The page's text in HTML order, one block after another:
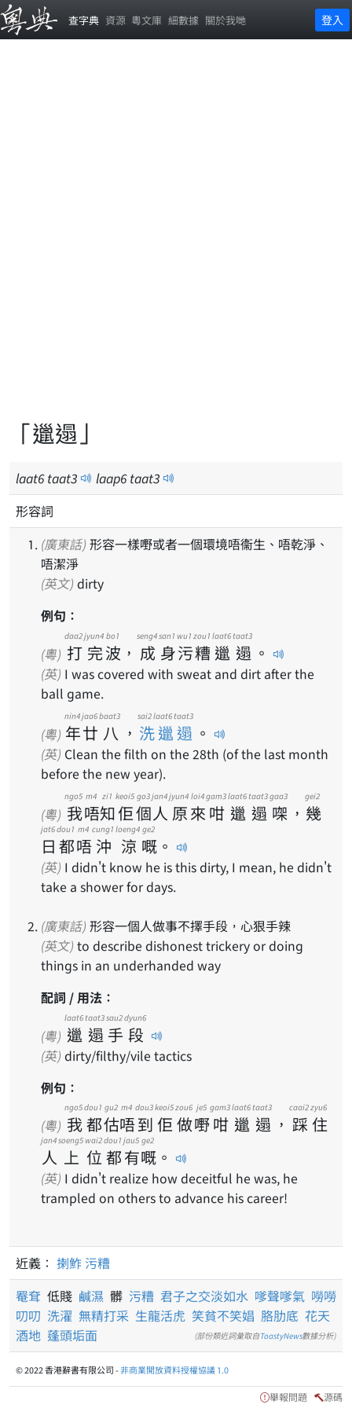
查字典 資源 粵文庫 細數據 關於我哋 登入
「邋遢」
laat6taat3 laap6taat3
形容詞
(廣東話)
唔潔淨
(英文) dirty
例句：
(粵) 打
daa2
完
jyun4
波
bo1
， 成
seng4
身
san1
污
wu1
糟
zou1
邋
laat6
遢
taat3
。
(英) I was covered with sweat and dirt after the
ball game.
(粵) 年
nin4
廿
jaa6
八
baat3
， 洗邋遢
sai2 laat6 taat3
。
(英) Clean the filth on the 28th (of the last month
before the new year).
(粵) 我
ngo5
唔
m4
知
zi1
佢
keoi5
個
go3
人
jan4
原
jyun4
來
loi4
咁
gam3
邋
laat6
遢
taat3
㗎
gaa3
， 幾
gei2
日
jat6
都
dou1
唔
m4
沖
cung1
涼
loeng4
嘅
ge2
。
(英) I didn't know he is this dirty, I mean, he didn't
take a shower for days.
(廣東話) 形容一個人做事不擇手段，心狠手辣
(英文)
things in an underhanded way
配詞 / 用法：
(粵) 邋
laat6
遢
taat3
手
sau2
段
dyun6
(英) dirty/filthy/vile tactics
例句：
(粵) 我
ngo5
都
dou1
估
gu2
唔
m4
到
dou3
佢
keoi5
做
zou6
嘢
je5
咁
gam3
邋
laat6
遢
taat3
， 踩
caai2
住
zyu6
人
jan4
上
soeng5
位
wai2
都
dou1
有
jau5
嘅
ge2
。
(英) I didn't realize how deceitful he was, he
trampled on others to advance his career!
近義： 揦鮓 污糟
罨耷 低賤 鹹濕 髒 污糟 君子之交淡如水 嗲聲嗲氣 嘮嘮
叨叨 洗濯 無精打采 生龍活虎 笑貧不笑娼 胳肋底 花天
酒地 蓬頭垢面 (部份類近詞彙取自ToastyNews數據分析)
© 2022 香港辭書有限公司 -非商業開放資料授權協議 1.0
舉報問題 源碼